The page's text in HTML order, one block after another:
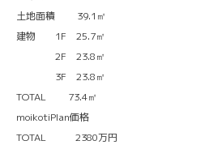
土地面積 39.1㎡
建物 1F 25.7㎡
2F 23.8㎡
3F 23.8㎡
TOTAL 73.4㎡
moikotiPlan価格
TOTAL 2380万円